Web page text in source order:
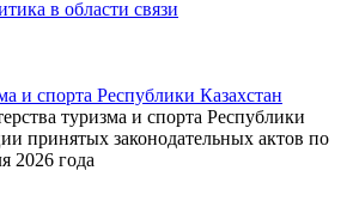
в области связи
и спорта Республики Казахстан
туризма и спорта Республики
принятых законодательных актов по
2026 года